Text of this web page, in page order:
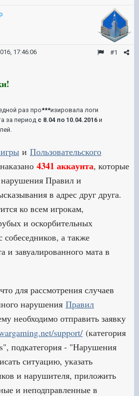
#1
17:46:06
раз про***изировала логи
за период с 8.04 по 10.04.2016 и
и Пользовательского
4341 аккаунта, которые
Правил и
в адрес друг друга.
ко всем игрокам,
и оскорбительных
а также
и завуалированного мата в
для рассмотрения случаев
нарушения Правил
необходимо отправить заявку
support/ (категория
подкатегория - "Нарушения
ситуацию, указать
и нарушителя, приложить
и неподправленные в